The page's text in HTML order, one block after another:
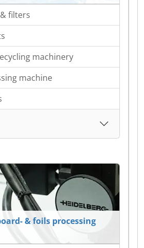
filters
machinery
machine
& foils processing